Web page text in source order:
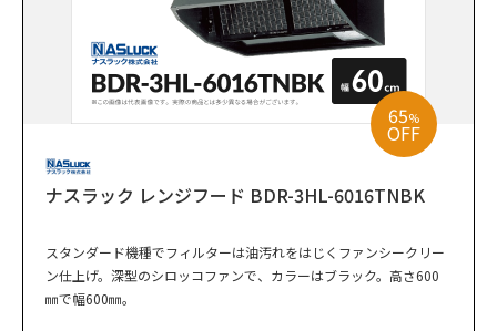
65%
OFF
ナスラック レンジフード BDR-3HL-6016TNBK
スタンダード機種でフィルターは油汚れをはじくファンシークリー
ン仕上げ。深型のシロッコファンで、カラーはブラック。高さ600
㎜で幅600㎜。